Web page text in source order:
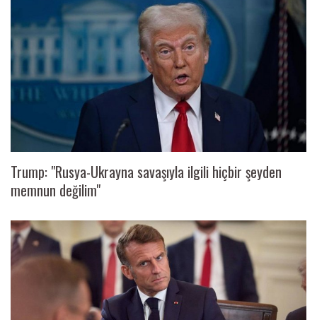
Trump: "Rusya-Ukrayna savaşıyla ilgili hiçbir şeyden
memnun değilim"